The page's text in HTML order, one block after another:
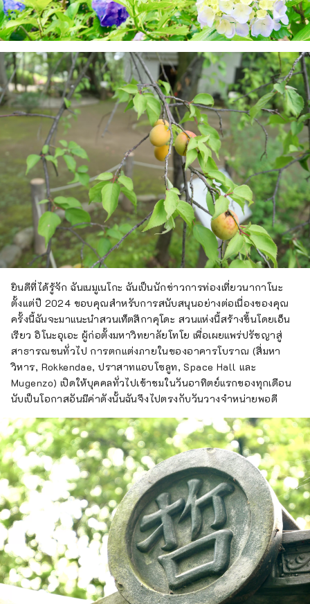
ยินดีที่ได้รู้จัก ฉันเนมูเนโกะ ฉันเป็นนักข่าวการท่องเที่ยวนากาโนะ
ตั้งแต่ปี 2024 ขอบคุณสำหรับการสนับสนุนอย่างต่อเนื่องของคุณ
ครั้งนี้ฉันจะมาแนะนำสวนเท็ตสึกาคุโดะ สวนแห่งนี้สร้างขึ้นโดยเอ็น
เรียว อิโนะอุเอะ ผู้ก่อตั้งมหาวิทยาลัยโทโย เพื่อเผยแพร่ปรัชญาสู่
สาธารณชนทั่วไป การตกแต่งภายในของอาคารโบราณ (สี่มหา
วิหาร, Rokkendae, ปราสาทแอบโซลูท, Space Hall และ
Mugenzo) เปิดให้บุคคลทั่วไปเข้าชมในวันอาทิตย์แรกของทุกเดือน
นับเป็นโอกาสอันมีค่าดังนั้นฉันจึงไปตรงกับวันวางจำหน่ายพอดี